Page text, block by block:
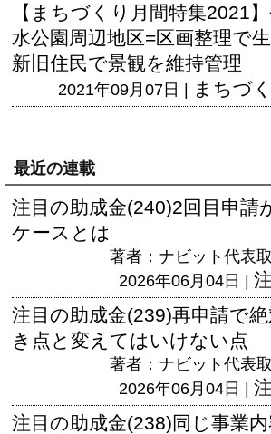
【まちづくり月間特集2021
水公園周辺地区=区画整理で
新旧住民で景観を維持管理
2021年09月07日 | まちづ
最近の連載
注目の助成金(240)2回目申請
ケースとは
著者：ナビット代表
2026年06月04日 |
注目の助成金(239)再申請で
き点と変えてはいけない点
著者：ナビット代表
2026年06月04日 |
注目の助成金(238)同じ事業